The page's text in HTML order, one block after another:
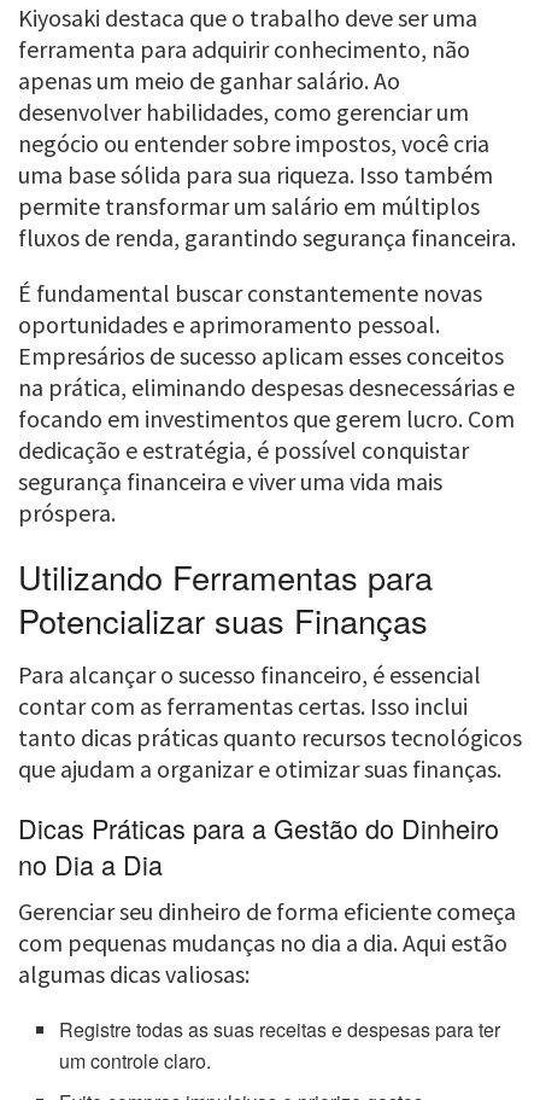
Kiyosaki destaca que o trabalho deve ser uma
ferramenta para adquirir conhecimento, não
apenas um meio de ganhar salário. Ao
desenvolver habilidades, como gerenciar um
negócio ou entender sobre impostos, você cria
uma base sólida para sua riqueza. Isso também
permite transformar um salário em múltiplos
fluxos de renda, garantindo segurança financeira.
É fundamental buscar constantemente novas
oportunidades e aprimoramento pessoal.
Empresários de sucesso aplicam esses conceitos
na prática, eliminando despesas desnecessárias e
focando em investimentos que gerem lucro. Com
dedicação e estratégia, é possível conquistar
segurança financeira e viver uma vida mais
próspera.
Utilizando Ferramentas para
Potencializar suas Finanças
Para alcançar o sucesso financeiro, é essencial
contar com as ferramentas certas. Isso inclui
tanto dicas práticas quanto recursos tecnológicos
que ajudam a organizar e otimizar suas finanças.
Dicas Práticas para a Gestão do Dinheiro
no Dia a Dia
Gerenciar seu dinheiro de forma eficiente começa
com pequenas mudanças no dia a dia. Aqui estão
algumas dicas valiosas:
Registre todas as suas receitas e despesas para ter
um controle claro.